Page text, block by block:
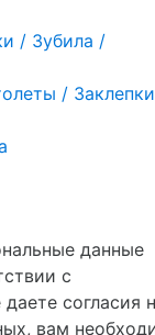
/ Зубила /
/ Заклепки
данные
с
согласия
вам